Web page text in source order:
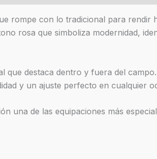
rompe con lo tradicional para rendir
rosa que simboliza modernidad,
que destaca dentro y fuera del
y un ajuste perfecto en cualquier
una de las equipaciones más